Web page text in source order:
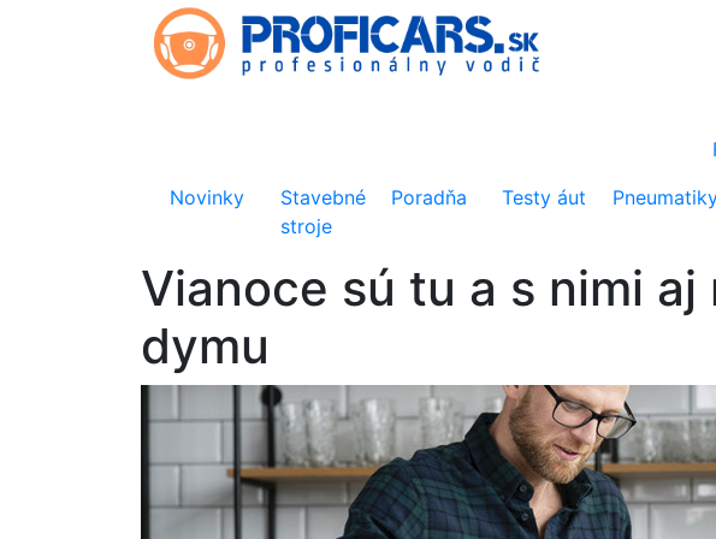
Novinky
Stavebné
stroje
Poradňa Testy áut
Vianoce sú tu a s nimi
dymu